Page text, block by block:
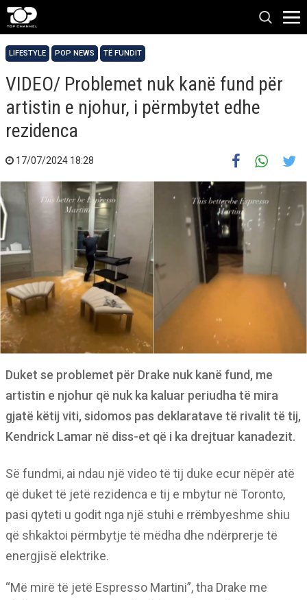
LIFESTYLE POP NEWS TË FUNDIT
VIDEO/ Problemet nuk kanë fund për
artistin e njohur, i përmbytet edhe
rezidenca
17/07/2024 18:28
Duket se problemet për Drake nuk kanë fund, me
artistin e njohur që nuk ka kaluar periudha të mira
gjatë këtij viti, sidomos pas deklaratave të rivalit të tij,
Kendrick Lamar në diss-et që i ka drejtuar kanadezit.
Së fundmi, ai ndau një video të tij duke ecur nëpër atë
që duket të jetë rezidenca e tij e mbytur në Toronto,
pasi qyteti u godit nga një stuhi e rrëmbyeshme shiu
që shkaktoi përmbytje të mëdha dhe ndërprerje të
energjisë elektrike.
“Më mirë të jetë Espresso Martini”, tha Drake me